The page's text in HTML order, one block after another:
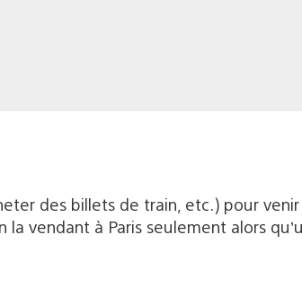
des billets de train, etc.) pour
vendant à Paris seulement alors